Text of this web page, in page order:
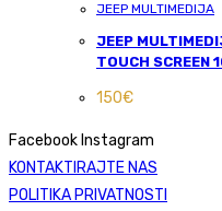
JEEP MULTIMEDIJA
JEEP
TOUCH SCREEN
150€
Facebook Instagram
KONTAKTIRAJTE NAS
POLITIKA PRIVATNOSTI